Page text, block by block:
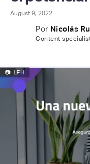
August 9, 2022
Por Nicolás
Content
📷 LFH